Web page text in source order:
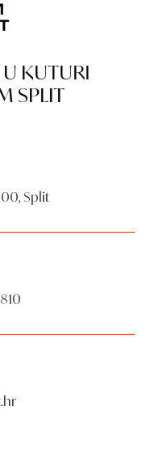
U KUTURI
SPLIT
Split